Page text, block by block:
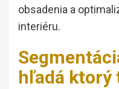
obsadenia a
interiéru.
hľadá ktorý